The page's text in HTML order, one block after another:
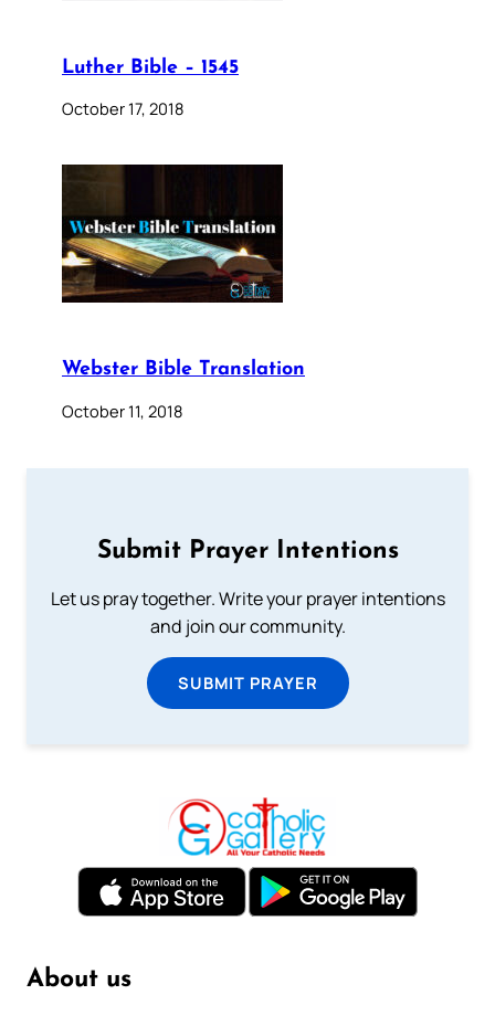
Luther Bible – 1545
October 17, 2018
Webster Bible Translation
October 11, 2018
Submit Prayer Intentions
Let us pray together. Write your prayer intentions
and join our community.
SUBMIT PRAYER
About us